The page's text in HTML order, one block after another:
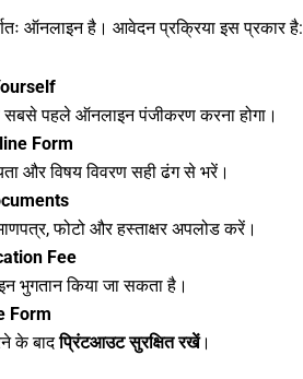
ऑनलाइन है। आवेदन प्रक्रिया इस प्रकार है:
सबसे पहले ऑनलाइन पंजीकरण करना होगा।
Form
और विषय विवरण सही ढंग से भरें।
फोटो और हस्ताक्षर अपलोड करें।
Fee
भुगतान किया जा सकता है।
Form
के बादप्रिंटआउट सुरक्षित रखें।